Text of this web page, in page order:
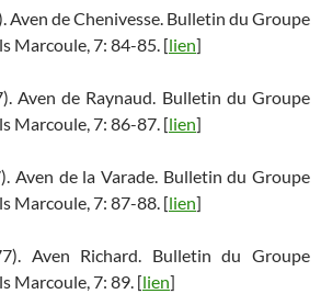
Aven de Chenivesse. Bulletin du Groupe
Marcoule, 7: 84-85. [lien]
Aven de Raynaud. Bulletin du Groupe
Marcoule, 7: 86-87. [lien]
Aven de la Varade. Bulletin du Groupe
Marcoule, 7: 87-88. [lien]
Aven Richard. Bulletin du Groupe
Marcoule, 7: 89. [lien]